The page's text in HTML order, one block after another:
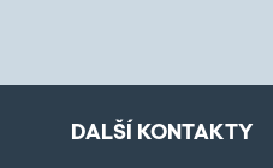
DALŠÍ KONTAKTY